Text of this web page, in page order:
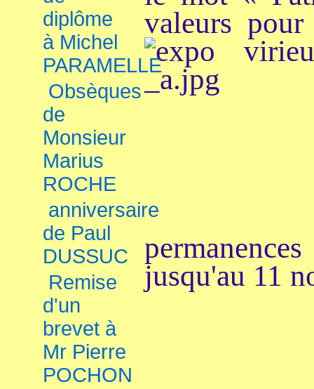
diplôme
à Michel
PARAMELLE
Obsèques
de
Monsieur
Marius
ROCHE
anniversaire
de Paul
DUSSUC
Remise
d'un
brevet à
Mr Pierre
POCHON
valeurs
jusqu'au 11